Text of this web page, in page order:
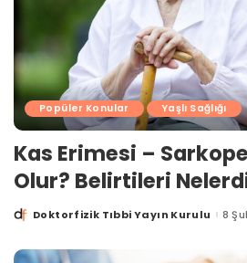
Popüler Konular Yaşlı Sağlığı
Kas Erimesi –
Olur? Belirtileri
PostedDoktorfizik Tıbbi Yayın Kurulu 8